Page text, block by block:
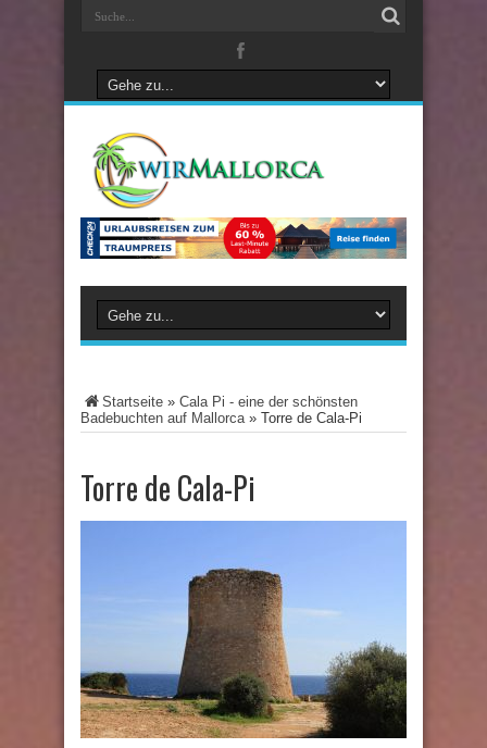
Startseite » Cala Pi - eine der schönsten
Badebuchten auf Mallorca» Torre de Cala-Pi
Torre de Cala-Pi